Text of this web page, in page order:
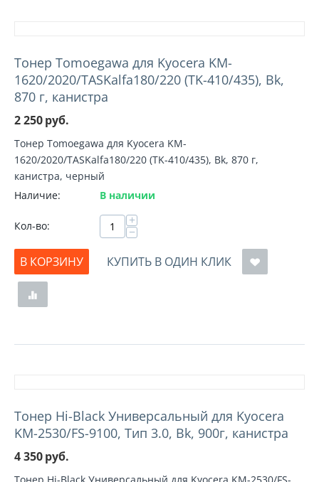
Тонер Tomoegawa для Kyocera KM-
1620/2020/TASKalfa180/220 (TK-410/435), Bk,
870 г, канистра
2 250руб.
Тонер Tomoegawa для Kyocera KM-
1620/2020/TASKalfa180/220 (TK-410/435), Bk, 870 г,
канистра, черный
Наличие:
В наличии
Кол-во: +
−
В КОРЗИНУ
КУПИТЬ В ОДИН КЛИК
Тонер Hi-Black Универсальный для Kyocera
KM-2530/FS-9100, Тип 3.0, Bk, 900г, канистра
4 350руб.